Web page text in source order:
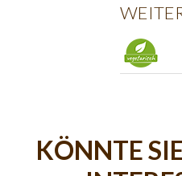
KÖNNTE